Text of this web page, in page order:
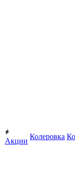
Акции
Колеровка